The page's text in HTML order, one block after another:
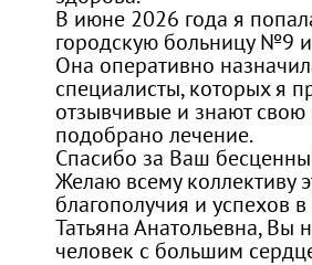
В июне 2026 года я
городскую больницу №9
Она оперативно
специалисты, которых я
отзывчивые и знают
подобрано лечение.
Спасибо за Ваш
Желаю всему коллективу
благополучия и успехов
Татьяна Анатольевна, Вы
человек с большим